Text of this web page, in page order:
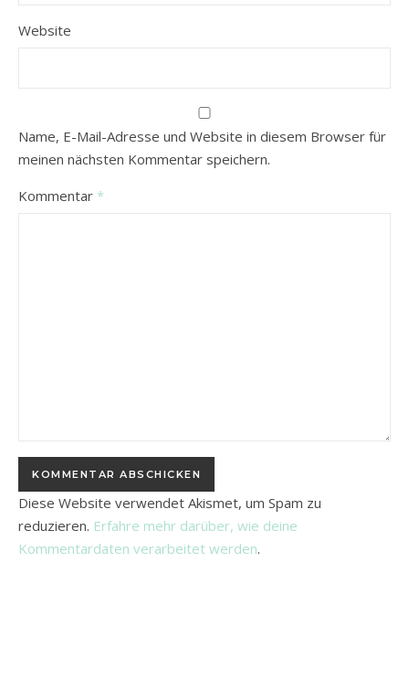
Website
Name, E-Mail-Adresse und Website in diesem Browser für
meinen nächsten Kommentar speichern.
Kommentar *
Diese Website verwendet Akismet, um Spam zu
reduzieren. Erfahre mehr darüber, wie deine
Kommentardaten verarbeitet werden.